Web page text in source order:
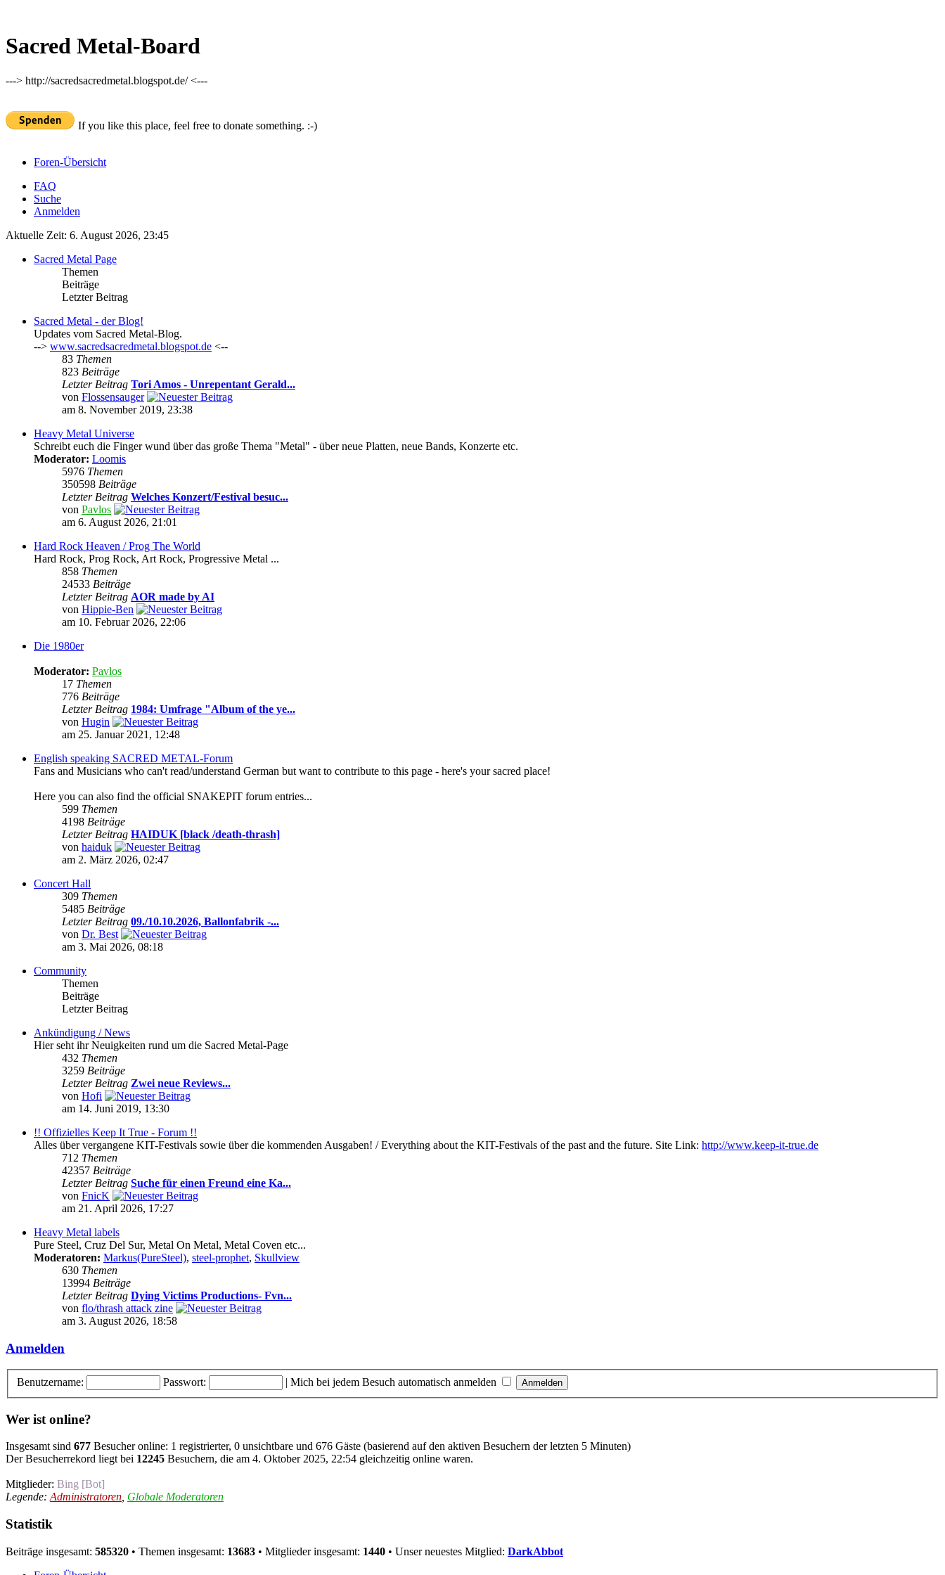
Sacred Metal-Board
---> http://sacredsacredmetal.blogspot.de/ <---
If you like this place, feel free to donate something. :-)
Foren-Übersicht
FAQ
Suche
Anmelden
Aktuelle Zeit: 6. August 2026, 23:45
Sacred Metal Page
Themen
Beiträge
Letzter Beitrag
Sacred Metal - der Blog!
Updates vom Sacred Metal-Blog.
--> www.sacredsacredmetal.blogspot.de <--
83 Themen
823 Beiträge
Letzter Beitrag Tori Amos - Unrepentant Gerald...
von Flossensauger
am 8. November 2019, 23:38
Heavy Metal Universe
Schreibt euch die Finger wund über das große Thema "Metal" - über neue Platten, neue Bands, Konzerte etc.
Moderator: Loomis
5976 Themen
350598 Beiträge
Letzter Beitrag Welches Konzert/Festival besuc...
von Pavlos
am 6. August 2026, 21:01
Hard Rock Heaven / Prog The World
Hard Rock, Prog Rock, Art Rock, Progressive Metal ...
858 Themen
24533 Beiträge
Letzter Beitrag AOR made by AI
von Hippie-Ben
am 10. Februar 2026, 22:06
Die 1980er
Moderator: Pavlos
17 Themen
776 Beiträge
Letzter Beitrag 1984: Umfrage "Album of the ye...
von Hugin
am 25. Januar 2021, 12:48
English speaking SACRED METAL-Forum
Fans and Musicians who can't read/understand German but want to contribute to this page - here's your sacred place!
Here you can also find the official SNAKEPIT forum entries...
599 Themen
4198 Beiträge
Letzter Beitrag HAIDUK [black /death-thrash]
von haiduk
am 2. März 2026, 02:47
Concert Hall
309 Themen
5485 Beiträge
Letzter Beitrag 09./10.10.2026, Ballonfabrik -...
von Dr. Best
am 3. Mai 2026, 08:18
Community
Themen
Beiträge
Letzter Beitrag
Ankündigung / News
Hier seht ihr Neuigkeiten rund um die Sacred Metal-Page
432 Themen
3259 Beiträge
Letzter Beitrag Zwei neue Reviews...
von Hofi
am 14. Juni 2019, 13:30
!! Offizielles Keep It True - Forum !!
Alles über vergangene KIT-Festivals sowie über die kommenden Ausgaben! / Everything about the KIT-Festivals of the past and the future. Site Link: http://www.keep-it-true.de
712 Themen
42357 Beiträge
Letzter Beitrag Suche für einen Freund eine Ka...
von FnicK
am 21. April 2026, 17:27
Heavy Metal labels
Pure Steel, Cruz Del Sur, Metal On Metal, Metal Coven etc...
Moderatoren: Markus(PureSteel), steel-prophet, Skullview
630 Themen
13994 Beiträge
Letzter Beitrag Dying Victims Productions- Fvn...
von flo/thrash attack zine
am 3. August 2026, 18:58
Anmelden
Benutzername: Passwort: | Mich bei jedem Besuch automatisch anmelden
Wer ist online?
Insgesamt sind 677 Besucher online: 1 registrierter, 0 unsichtbare und 676 Gäste (basierend auf den aktiven Besuchern der letzten 5 Minuten)
Der Besucherrekord liegt bei 12245 Besuchern, die am 4. Oktober 2025, 22:54 gleichzeitig online waren.
Mitglieder: Bing [Bot]
Legende: Administratoren Globale Moderatoren
Statistik
Beiträge insgesamt: 585320 • Themen insgesamt: 13683 • Mitglieder insgesamt: 1440 • Unser neuestes Mitglied: DarkAbbot